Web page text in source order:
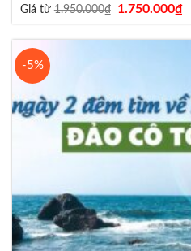
Giá từ1.950.000₫
Giá
là:
1.950.000₫.
1.750.000₫
-5%